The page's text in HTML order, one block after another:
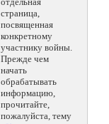
страница,
посвященная
конкретному
участнику войны.
Прежде чем
начать
обрабатывать
информацию,
прочитайте,
пожалуйста, тему